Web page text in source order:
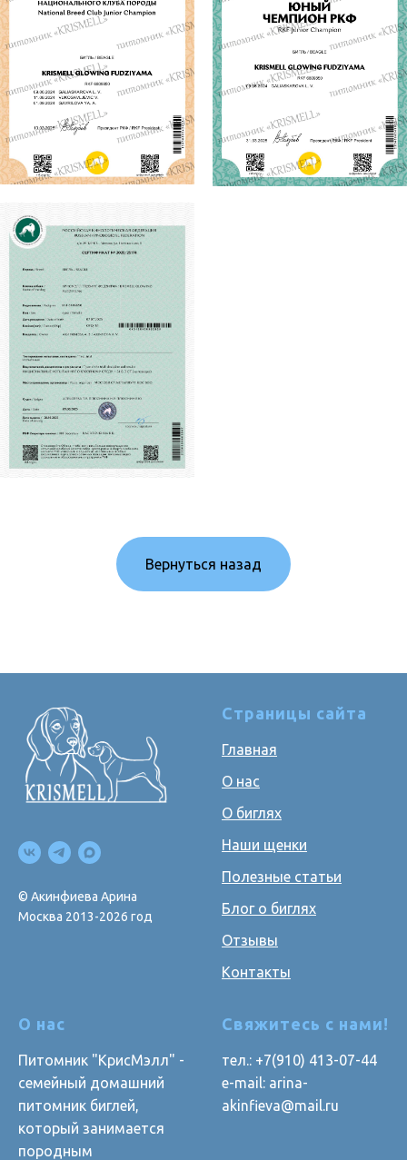
Вернуться назад
© Акинфиева Арина
Москва 2013-2026 год
Страницы сайта
Главная
О нас
О биглях
Наши щенки
Полезные статьи
Блог о биглях
Отзывы
Контакты
О нас
Питомник "КрисМэлл" -
семейный домашний
питомник биглей,
который занимается
породным
Свяжитесь с нами!
тел.: +7(910) 413-07-44
e-mail: arina-
akinfieva@mail.ru